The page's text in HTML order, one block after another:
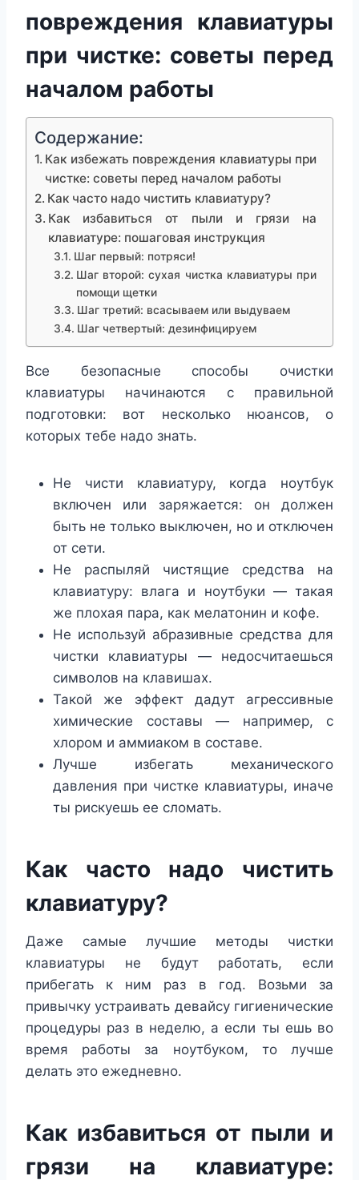
повреждения клавиатуры
при чистке: советы перед
началом работы
Содержание:
Как избежать повреждения клавиатуры при
чистке: советы перед началом работы
Как часто надо чистить клавиатуру?
Как избавиться от пыли и грязи на
клавиатуре: пошаговая инструкция
Шаг первый: потряси!
Шаг второй: сухая чистка клавиатуры при
помощи щетки
Шаг третий: всасываем или выдуваем
Шаг четвертый: дезинфицируем
Все безопасные способы очистки
клавиатуры начинаются с правильной
подготовки: вот несколько нюансов, о
которых тебе надо знать.
Не чисти клавиатуру, когда ноутбук
включен или заряжается: он должен
быть не только выключен, но и отключен
от сети.
Не распыляй чистящие средства на
клавиатуру: влага и ноутбуки — такая
же плохая пара, как мелатонин и кофе.
Не используй абразивные средства для
чистки клавиатуры — недосчитаешься
символов на клавишах.
Такой же эффект дадут агрессивные
химические составы — например, с
хлором и аммиаком в составе.
Лучше избегать механического
давления при чистке клавиатуры, иначе
ты рискуешь ее сломать.
Как часто надо чистить
клавиатуру?
Даже самые лучшие методы чистки
клавиатуры не будут работать, если
прибегать к ним раз в год. Возьми за
привычку устраивать девайсу гигиенические
процедуры раз в неделю, а если ты ешь во
время работы за ноутбуком, то лучше
делать это ежедневно.
Как избавиться от пыли и
грязи на клавиатуре: